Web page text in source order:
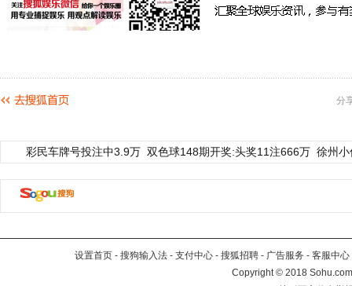
分
彩民车牌号投注中3.9万 双色球148期开奖:头奖11注666万 徐州
设置首页 - 搜狗输入法 - 支付中心 - 搜狐招聘 - 广告服务 - 客服中心
Copyright©2018